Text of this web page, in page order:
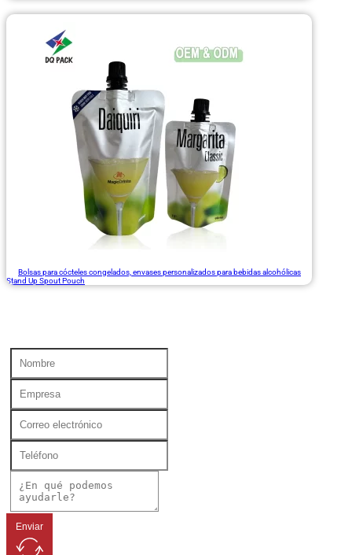
Bolsas para cócteles congelados, envases personalizados para bebidas alcohólicas
Stand Up Spout Pouch
Enviar